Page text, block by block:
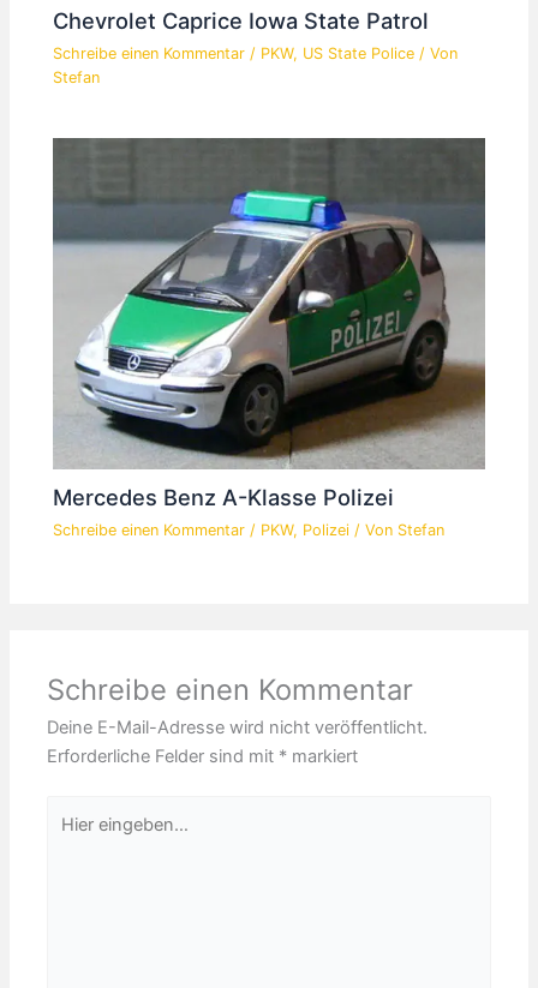
Chevrolet Caprice Iowa State Patrol
Schreibe einen Kommentar / PKW, US State Police / Von
Stefan
Mercedes Benz A-Klasse Polizei
Schreibe einen Kommentar / PKW, Polizei / Von Stefan
Schreibe einen Kommentar
Deine E-Mail-Adresse wird nicht veröffentlicht.
Erforderliche Felder sind mit * markiert
eingeben…